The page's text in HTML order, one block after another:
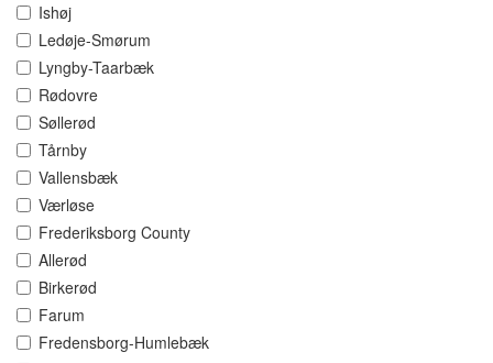
Ishøj
Ledøje-Smørum
Lyngby-Taarbæk
Rødovre
Søllerød
Tårnby
Vallensbæk
Værløse
Frederiksborg County
Allerød
Birkerød
Farum
Fredensborg-Humlebæk